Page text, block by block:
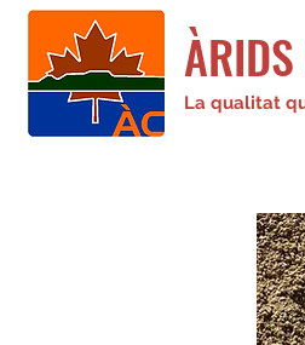
La qualitat